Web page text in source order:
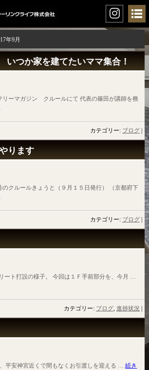
年9月
いつか家を建てたいママ集合！
リーマガジン クルールにて 代表の篠田が講師を務
カテゴリー: ブログ
ります
クルールきょうと（９月１５日発行） （京都府下
カテゴリー: ブログ
ート打設の様子。 今回は１Ｆ手前部分を、今月 …
カテゴリー: ブログ,進捗状況
平安神宮近くで間もなくお引渡しを迎える …続き